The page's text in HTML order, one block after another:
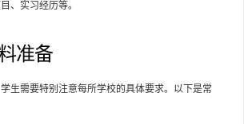
、实习经历等。
准备
生需要特别注意每所学校的具体要求。以下是常